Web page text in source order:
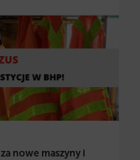
za nowe maszyny i